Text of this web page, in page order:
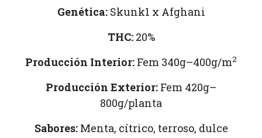
Genética:Skunk1 x Afghani
THC:20%
Producción Interior: Fem 340g–400g/m2
Producción Exterior: Fem 420g–
800g/planta
Sabores:Menta, cítrico, terroso, dulce